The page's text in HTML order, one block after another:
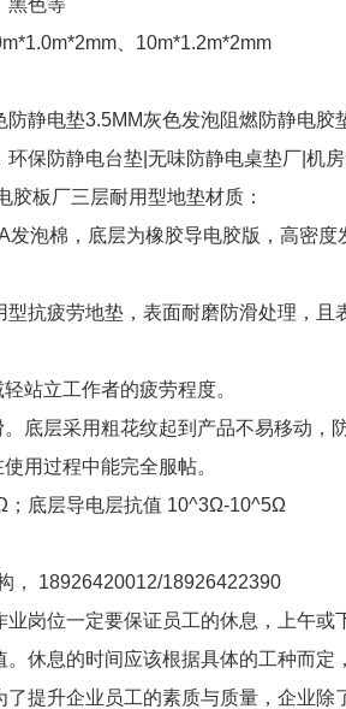
黑色等
、10m*1.2m*2mm
静电垫3.5MM灰色发泡阻燃防静电
环保防静电台垫|无味防静电桌垫厂|机
板厂三层耐用型地垫材质：
发泡棉，底层为橡胶导电胶版，高密
抗疲劳地垫，表面耐磨防滑处理，且
站立工作者的疲劳程度。
底层采用粗花纹起到产品不易移动，
用过程中能完全服帖。
底层导电层抗值 10^3Ω-10^5Ω
， 18926420012/18926422390
岗位一定要保证员工的休息，上午
。休息的时间应该根据具体的工种而
提升企业员工的素质与质量，企业